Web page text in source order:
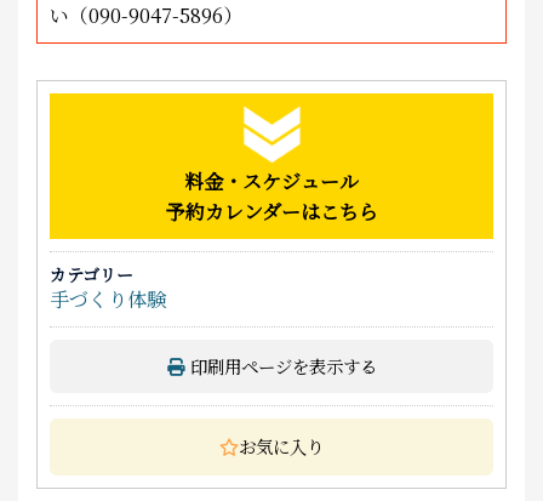
い（090-9047-5896）
料金・スケジュール
予約カレンダーはこちら
カテゴリー
手づくり体験
印刷用ページを表示する
お気に入り